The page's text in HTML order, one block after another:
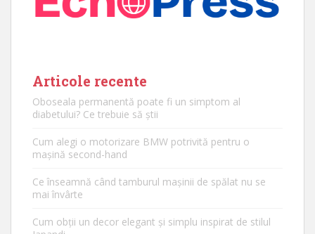
Articole recente
Oboseala permanentă poate fi un simptom al
diabetului? Ce trebuie să știi
Cum alegi o motorizare BMW potrivită pentru o
mașină second-hand
Ce înseamnă când tamburul mașinii de spălat nu se
mai învârte
Cum obții un decor elegant și simplu inspirat de stilul